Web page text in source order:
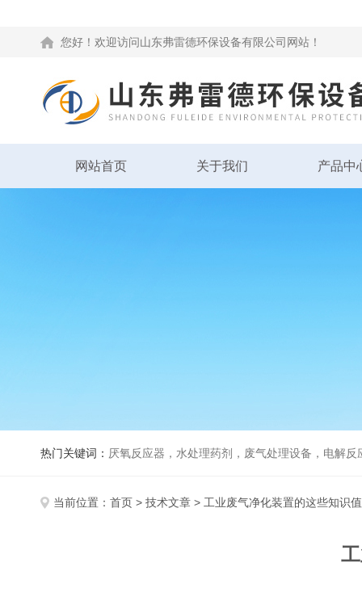
您好！欢迎访问山东弗雷德环保设备有限公司网站！
网站首页 关于我们 产品中
热门关键词： 厌氧反应器，水处理药剂，废气处理设备，电解
当前位置： 首页 > 技术文章 > 工业废气净化装置的这些知识